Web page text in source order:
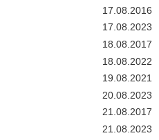
17.08.2016
17.08.2023
18.08.2017
18.08.2022
19.08.2021
20.08.2023
21.08.2017
21.08.2023